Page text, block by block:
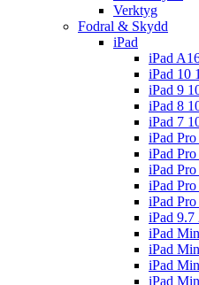
Verktyg
Fodral & Skydd
iPad
iPad
iPad 10
iPad 9
iPad 8
iPad 7
iPad
iPad
iPad
iPad
iPad
iPad 9.7
iPad
iPad
iPad
iPad